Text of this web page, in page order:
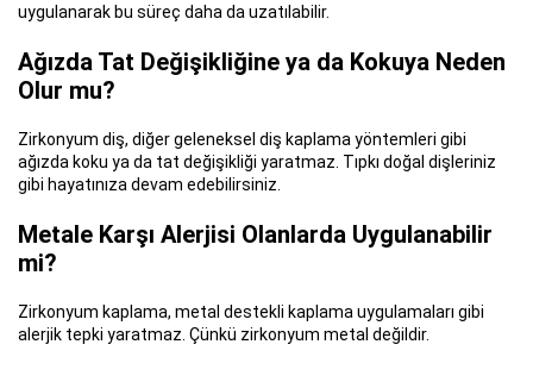
uygulanarak bu süreç daha da uzatılabilir.
Ağızda Tat Değişikliğine ya da Kokuya Neden
Olur mu?
Zirkonyum diş, diğer geleneksel diş kaplama yöntemleri gibi
ağızda koku ya da tat değişikliği yaratmaz. Tıpkı doğal dişleriniz
gibi hayatınıza devam edebilirsiniz.
Metale Karşı Alerjisi Olanlarda Uygulanabilir
mi?
Zirkonyum kaplama, metal destekli kaplama uygulamaları gibi
alerjik tepki yaratmaz. Çünkü zirkonyum metal değildir.